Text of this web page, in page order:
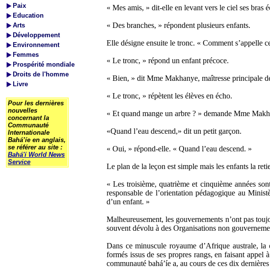
Paix
Education
Arts
Développement
Environnement
Femmes
Prospérité mondiale
Droits de l'homme
Livre
Pour les dernières
nouvelles
concernant la
Communauté
Internationale
Bahá’íe en anglais,
se référer au site :
Bahá'í World News
Service
« Mes amis, » dit-elle en levant vers le ciel ses bras
« Des branches, » répondent plusieurs enfants.
Elle désigne ensuite le tronc. « Comment s’appelle
« Le tronc, » répond un enfant précoce.
« Bien, » dit Mme Makhanye, maîtresse principale
« Le tronc, » répètent les élèves en écho.
« Et quand mange un arbre ? » demande Mme
«Quand l’eau descend,» dit un petit garçon.
« Oui, » répond-elle. « Quand l’eau descend. »
Le plan de la leçon est simple mais les enfants la
« Les troisième, quatrième et cinquième années
responsable de l’orientation pédagogique au
d’un enfant. »
Malheureusement, les gouvernements n’ont pas
souvent dévolu à des Organisations non
Dans ce minuscule royaume d’Afrique australe, la
formés issus de ses propres rangs, en faisant appel
communauté bahá’íe a, au cours de ces dix